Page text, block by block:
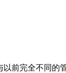
前完全不同的